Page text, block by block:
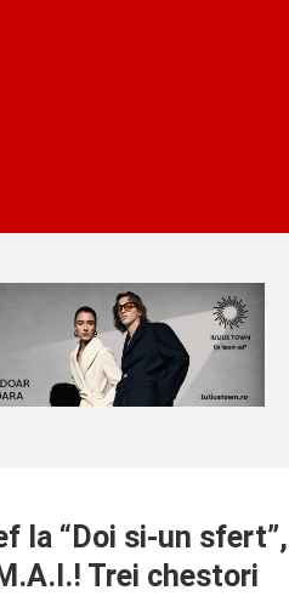
la “Doi si-un sfert”,
Trei chestori